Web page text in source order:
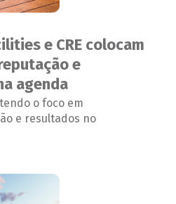
e CRE colocam
e
agenda
o foco em
e resultados no